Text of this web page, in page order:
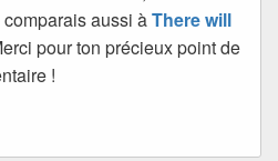
aussi àThere will
pour ton précieux point de
!